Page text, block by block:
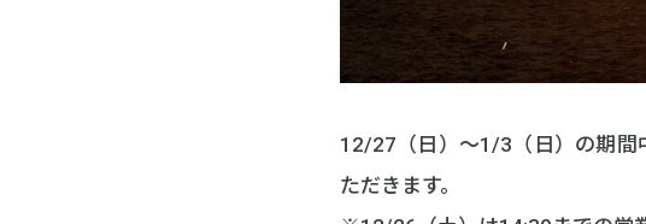
12/27（日）～1/3（日）の期間
ただきます。